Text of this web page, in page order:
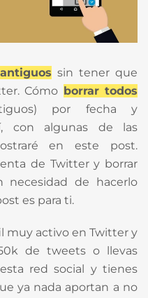
sin tener que
Cómo borrar todos
por fecha y
con algunas de las
en este post.
de Twitter y borrar
necesidad de hacerlo
es para ti.
muy activo en Twitter y
de tweets o llevas
red social y tienes
ya nada aportan a no